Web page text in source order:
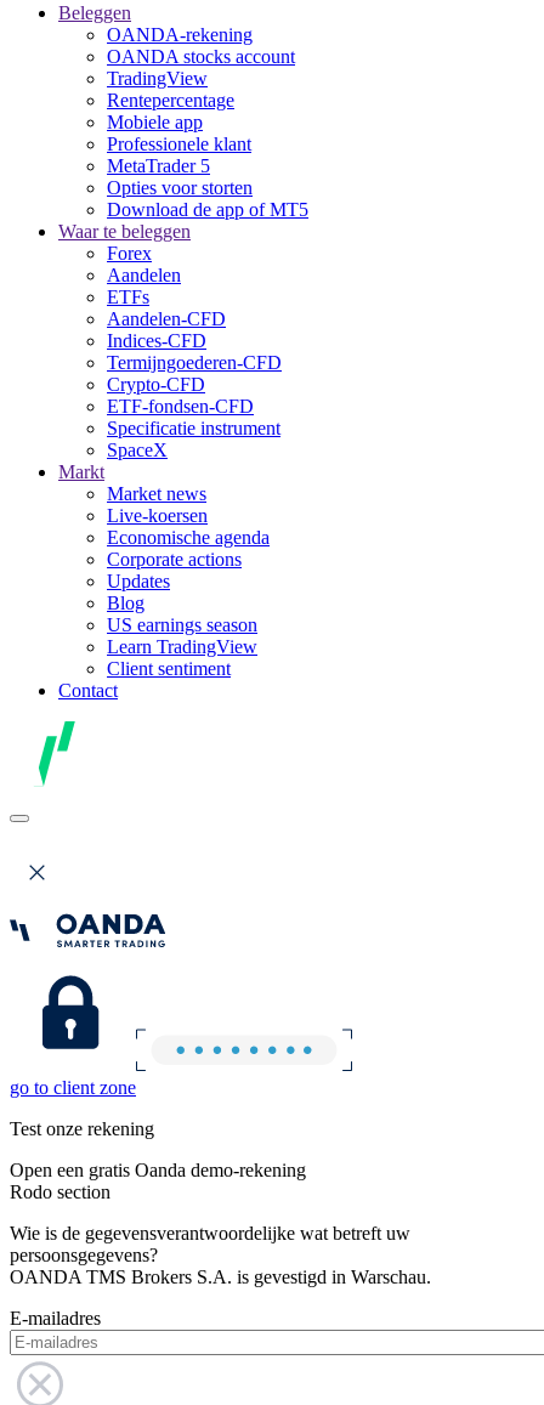
Beleggen
OANDA-rekening
OANDA stocks account
TradingView
Rentepercentage
Mobiele app
Professionele klant
MetaTrader 5
Opties voor storten
Download de app of MT5
Waar te beleggen
Forex
Aandelen
ETFs
Aandelen-CFD
Indices-CFD
Termijngoederen-CFD
Crypto-CFD
ETF-fondsen-CFD
Specificatie instrument
SpaceX
Markt
Market news
Live-koersen
Economische agenda
Corporate actions
Updates
Blog
US earnings season
Learn TradingView
Client sentiment
Contact
go to client zone
Test onze rekening
Open een gratis Oanda demo-rekening
Rodo section
Wie is de gegevensverantwoordelijke wat betreft uw
persoonsgegevens?
OANDA TMS Brokers S.A. is gevestigd in Warschau.
E-mailadres